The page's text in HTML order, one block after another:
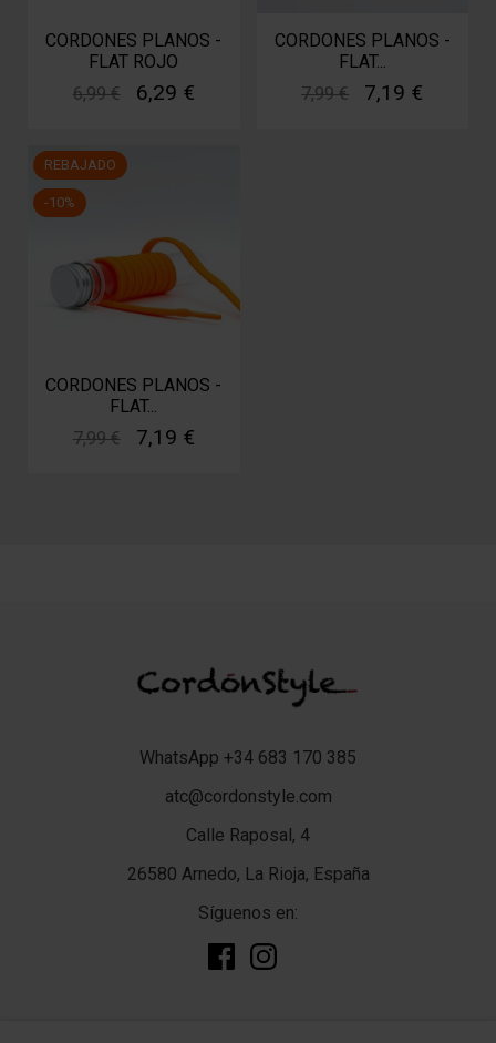
CORDONES PLANOS -
FLAT ROJO
6,99 €
6,29 €
CORDONES PLANOS -
FLAT...
7,99 €
7,19 €
CORDONES PLANOS -
FLAT...
7,99 €
7,19 €
REBAJADO
-10%
WhatsApp +34 683 170 385
atc@cordonstyle.com
Calle Raposal, 4
26580 Arnedo, La Rioja, España
Síguenos en: